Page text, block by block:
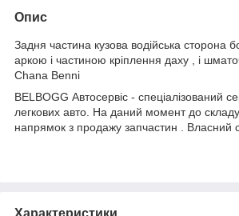
Опис
Задня частина кузова водійська сторона
аркою і частиною кріплення даху , і
Chana Benni
BELBOGG Автосервіс - спеціалізований
легкових авто. На даний момент до складу
напрямок з продажу запчастин . Власний
Характеристики